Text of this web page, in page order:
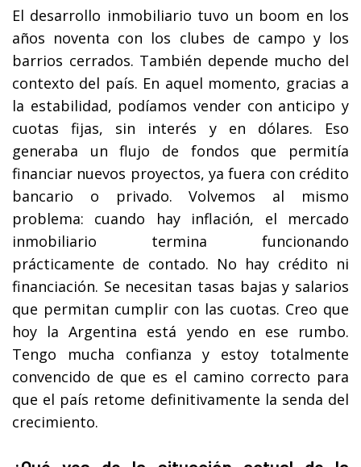
El desarrollo inmobiliario tuvo un boom en los
años noventa con los clubes de campo y los
barrios cerrados. También depende mucho del
contexto del país. En aquel momento, gracias a
la estabilidad, podíamos vender con anticipo y
cuotas fijas, sin interés y en dólares. Eso
generaba un flujo de fondos que permitía
financiar nuevos proyectos, ya fuera con crédito
bancario o privado. Volvemos al mismo
problema: cuando hay inflación, el mercado
inmobiliario termina funcionando
prácticamente de contado. No hay crédito ni
financiación. Se necesitan tasas bajas y salarios
que permitan cumplir con las cuotas. Creo que
hoy la Argentina está yendo en ese rumbo.
Tengo mucha confianza y estoy totalmente
convencido de que es el camino correcto para
que el país retome definitivamente la senda del
crecimiento.